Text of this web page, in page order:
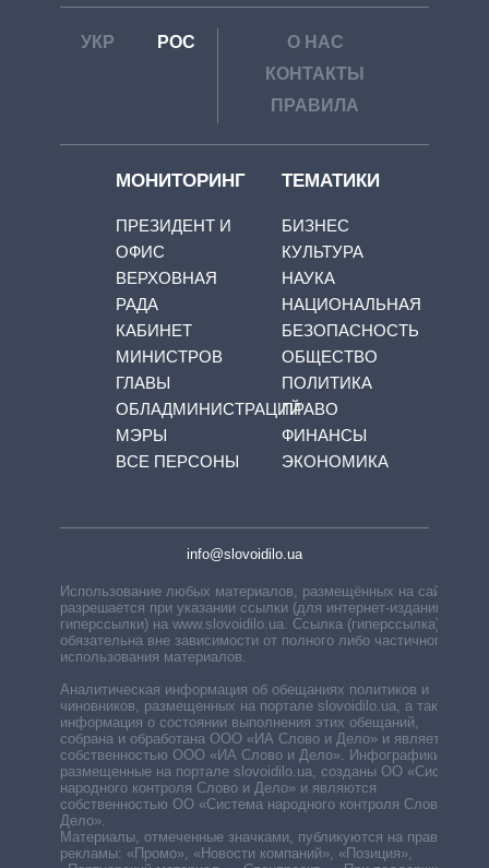
УКР РОС
О НАС
КОНТАКТЫ
ПРАВИЛА
МОНИТОРИНГ
ПРЕЗИДЕНТ И
ОФИС
ВЕРХОВНАЯ
РАДА
КАБИНЕТ
МИНИСТРОВ
ГЛАВЫ
ОБЛАДМИНИСТРАЦИЙ
МЭРЫ
ВСЕ ПЕРСОНЫ
ТЕМАТИКИ
БИЗНЕС
КУЛЬТУРА
НАУКА
НАЦИОНАЛЬНАЯ
БЕЗОПАСНОСТЬ
ОБЩЕСТВО
ПОЛИТИКА
ПРАВО
ФИНАНСЫ
ЭКОНОМИКА
info@slovoidilo.ua
Использование любых материалов, размещённых на сайте,
разрешается при указании ссылки (для интернет-изданий —
гиперссылки) на www.slovoidilo.ua. Ссылка (гиперссылка)
обязательна вне зависимости от полного либо частичного
использования материалов.
Аналитическая информация об обещаниях политиков и
чиновников, размещенных на портале slovoidilo.ua, а также
информация о состоянии выполнения этих обещаний,
собрана и обработана ООО «ИА Слово и Дело» и является
собственностью ООО «ИА Слово и Дело». Инфографики,
размещенные на портале slovoidilo.ua, созданы ОО «Система
народного контроля Слово и Дело» и являются
собственностью ОО «Система народного контроля Слово и
Дело».
Материалы, отмеченные значками, публикуются на правах
рекламы: «Промо», «Новости компаний», «Позиция»,